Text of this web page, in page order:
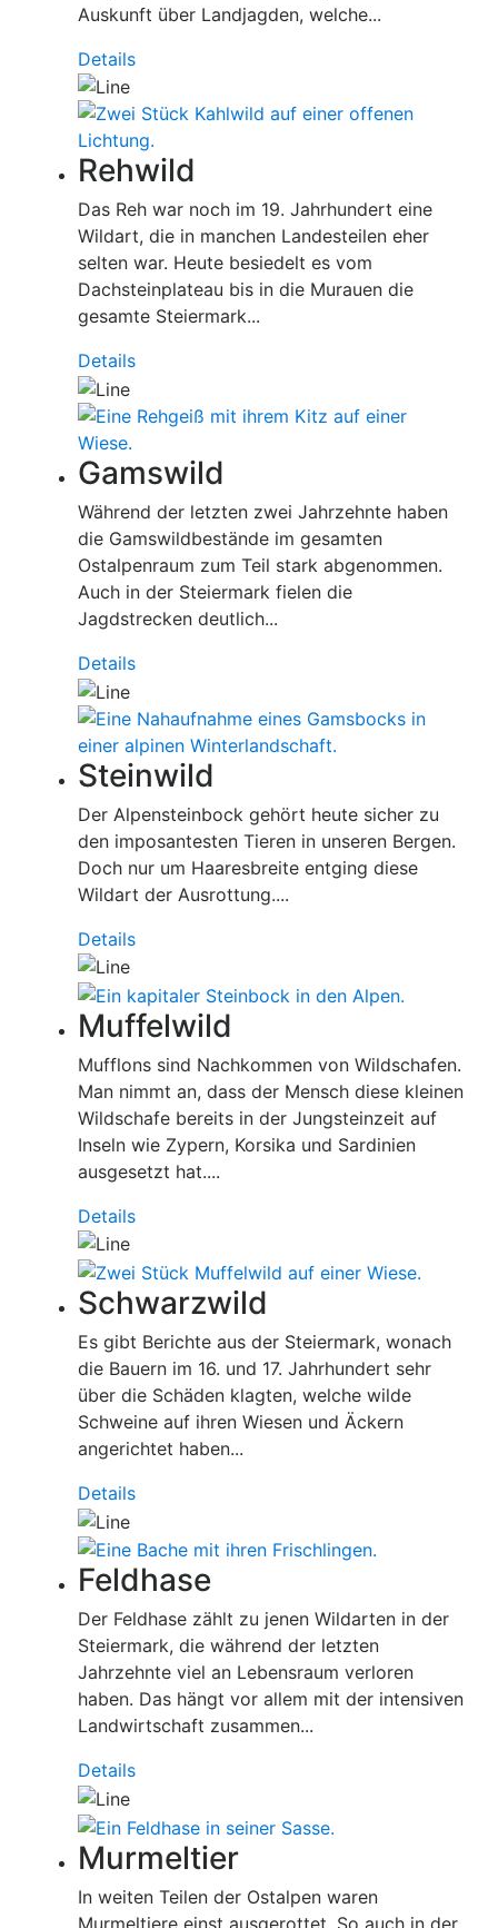
Auskunft über Landjagden, welche...
Details
Rehwild
Das Reh war noch im 19. Jahrhundert eine
Wildart, die in manchen Landesteilen eher
selten war. Heute besiedelt es vom
Dachsteinplateau bis in die Murauen die
gesamte Steiermark...
Details
Gamswild
Während der letzten zwei Jahrzehnte haben
die Gamswildbestände im gesamten
Ostalpenraum zum Teil stark abgenommen.
Auch in der Steiermark fielen die
Jagdstrecken deutlich...
Details
Steinwild
Der Alpensteinbock gehört heute sicher zu
den imposantesten Tieren in unseren Bergen.
Doch nur um Haaresbreite entging diese
Wildart der Ausrottung....
Details
Muffelwild
Mufflons sind Nachkommen von Wildschafen.
Man nimmt an, dass der Mensch diese kleinen
Wildschafe bereits in der Jungsteinzeit auf
Inseln wie Zypern, Korsika und Sardinien
ausgesetzt hat....
Details
Schwarzwild
Es gibt Berichte aus der Steiermark, wonach
die Bauern im 16. und 17. Jahrhundert sehr
über die Schäden klagten, welche wilde
Schweine auf ihren Wiesen und Äckern
angerichtet haben...
Details
Feldhase
Der Feldhase zählt zu jenen Wildarten in der
Steiermark, die während der letzten
Jahrzehnte viel an Lebensraum verloren
haben. Das hängt vor allem mit der intensiven
Landwirtschaft zusammen...
Details
Murmeltier
In weiten Teilen der Ostalpen waren
Murmeltiere einst ausgerottet. So auch in der